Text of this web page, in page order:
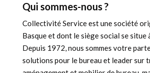
Qui sommes-nous ?
Collectivité Service est une société
Basque et dont le siège social se situe
Depuis 1972, nous sommes votre
solutions pour le bureau et leader sur